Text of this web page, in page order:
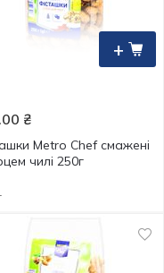
+
₴
Metro Chef смажені
чилі 250г